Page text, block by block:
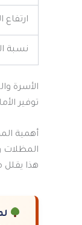
نسبة
الأسرة
توفير
أهمية
هذا يقلل